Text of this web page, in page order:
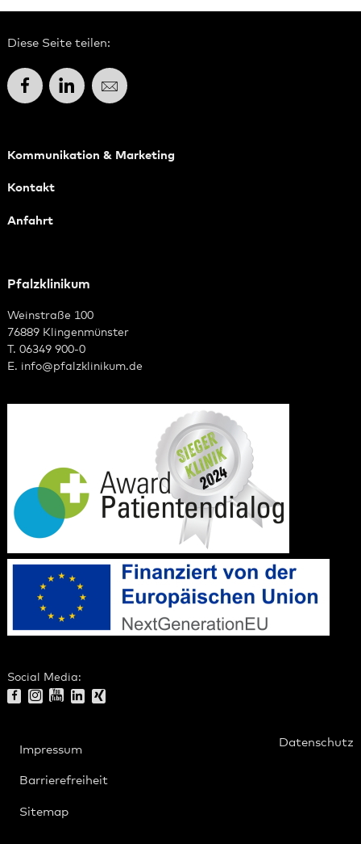
Diese Seite teilen:
FacebookLinkedInE-Mail
Kommunikation & Marketing
Kontakt
Anfahrt
Pfalzklinikum
Weinstraße 100
76889 Klingenmünster
T. 06349 900-0
E. info@pfalzklinikum.de
Social Media:
Impressum
Datenschutz
Barrierefreiheit
Sitemap